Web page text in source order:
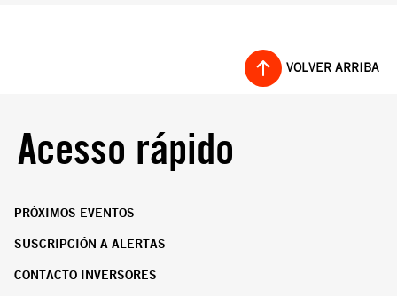
VOLVER ARRIBA
Acesso rápido
PRÓXIMOS EVENTOS
SUSCRIPCIÓN A ALERTAS
CONTACTO INVERSORES